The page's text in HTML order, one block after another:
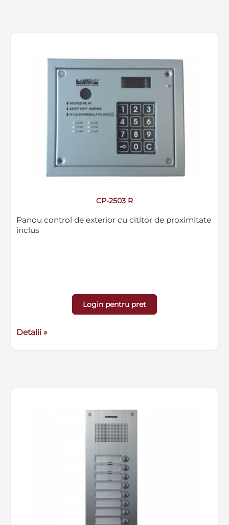
CP-2503 R
Panou control de exterior cu cititor de proximitate
inclus
Login pentru pret
Detalii »